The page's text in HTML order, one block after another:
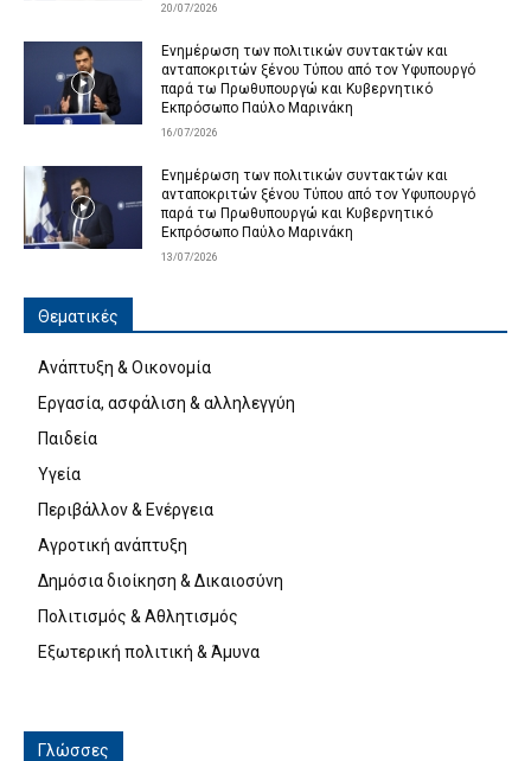
20/07/2026
Ενημέρωση των πολιτικών συντακτών και
ανταποκριτών ξένου Τύπου από τον Υφυπουργό
παρά τω Πρωθυπουργώ και Κυβερνητικό
Εκπρόσωπο Παύλο Μαρινάκη
16/07/2026
Ενημέρωση των πολιτικών συντακτών και
ανταποκριτών ξένου Τύπου από τον Υφυπουργό
παρά τω Πρωθυπουργώ και Κυβερνητικό
Εκπρόσωπο Παύλο Μαρινάκη
13/07/2026
Θεματικές
Ανάπτυξη & Οικονομία
Εργασία, ασφάλιση & αλληλεγγύη
Παιδεία
Υγεία
Περιβάλλον & Ενέργεια
Αγροτική ανάπτυξη
Δημόσια διοίκηση & Δικαιοσύνη
Πολιτισμός & Αθλητισμός
Εξωτερική πολιτική & Άμυνα
Γλώσσες